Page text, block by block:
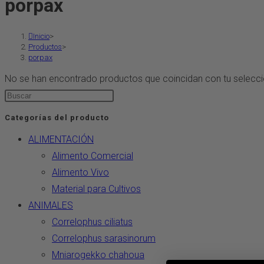
porpax
Inicio>
Productos>
porpax
No se han encontrado productos que coincidan con tu
Categorías del producto
ALIMENTACIÓN
Alimento Comercial
Alimento Vivo
Material para Cultivos
ANIMALES
Correlophus ciliatus
Correlophus sarasinorum
Mniarogekko chahoua